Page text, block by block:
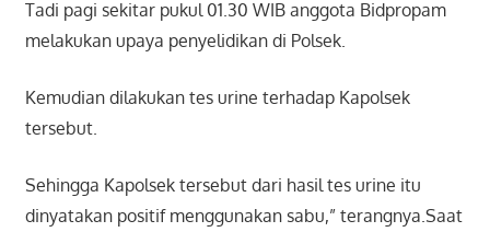
Tadi pagi sekitar pukul 01.30 WIB anggota Bidpropam
melakukan upaya penyelidikan di Polsek.
Kemudian dilakukan tes urine terhadap Kapolsek
tersebut.
Sehingga Kapolsek tersebut dari hasil tes urine itu
dinyatakan positif menggunakan sabu,” terangnya.Saat